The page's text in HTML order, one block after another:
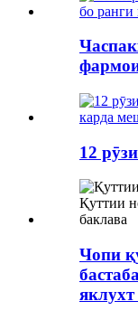
12
Чопи
яклухт